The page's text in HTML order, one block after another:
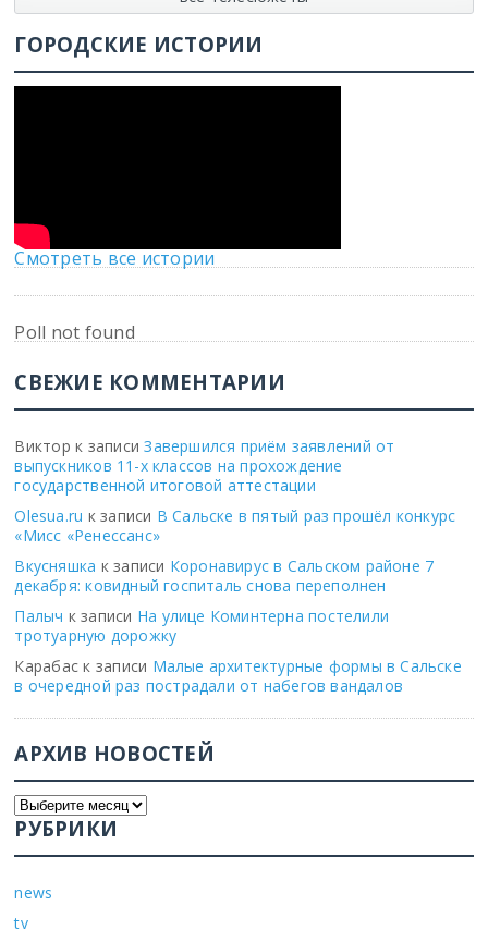
ГОРОДСКИЕ ИСТОРИИ
Смотреть все истории
Poll not found
СВЕЖИЕ КОММЕНТАРИИ
Виктор к записиЗавершился приём заявлений от
выпускников 11-х классов на прохождение
государственной итоговой аттестации
Olesua.ru к записи В Сальске в пятый раз прошёл конкурс
«Мисс «Ренессанс»
Вкусняшка к записи Коронавирус в Сальском районе 7
декабря: ковидный госпиталь снова переполнен
Палыч к записи На улице Коминтерна постелили
тротуарную дорожку
Карабас к записи Малые архитектурные формы в Сальске
в очередной раз пострадали от набегов вандалов
АРХИВ НОВОСТЕЙ
РУБРИКИ
news
tv